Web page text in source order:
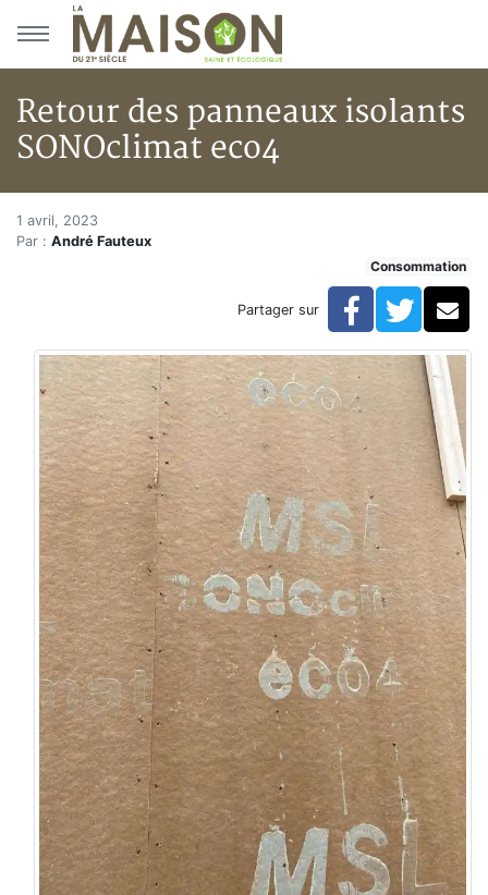
Aller au menu principal
Aller au contenu principal
Retour des panneaux isolants
SONOclimat eco4
Accueil
Articles
Retour des panneaux isolants SONOclimat eco4
Retour des panneaux isolants
1 avril, 2023
Par : André Fauteux
Consommation
Partager sur Facebook